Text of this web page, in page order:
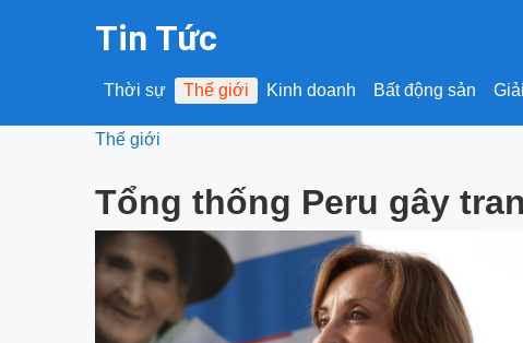
Tin Tức
Thời sự Thế giới Kinh doanh Bất động sản
Thế giới
Tổng thống Peru gây